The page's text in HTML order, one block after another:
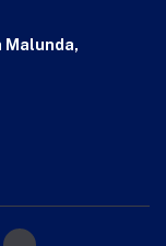
Malunda,